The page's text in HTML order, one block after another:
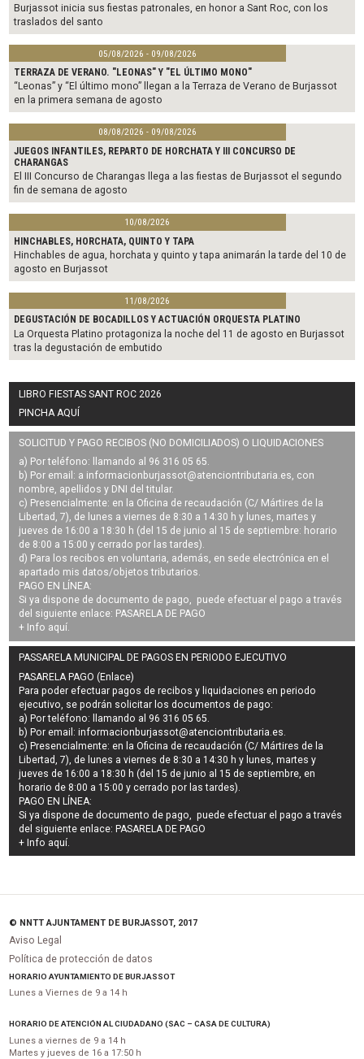
Burjassot inicia sus fiestas patronales, en honor a Sant Roc, con los
traslados del santo
05/08/2026 - 09/08/2026
TERRAZA DE VERANO. "LEONAS" Y "EL ÚLTIMO MONO"
“Leonas” y “El último mono” llegan a la Terraza de Verano de Burjassot
en la primera semana de agosto
08/08/2026 - 09/08/2026
JUEGOS INFANTILES, REPARTO DE HORCHATA Y III CONCURSO DE
CHARANGAS
El III Concurso de Charangas llega a las fiestas de Burjassot el segundo
fin de semana de agosto
10/08/2026
HINCHABLES, HORCHATA, QUINTO Y TAPA
Hinchables de agua, horchata y quinto y tapa animarán la tarde del 10 de
agosto en Burjassot
11/08/2026
DEGUSTACIÓN DE BOCADILLOS Y ACTUACIÓN ORQUESTA PLATINO
La Orquesta Platino protagoniza la noche del 11 de agosto en Burjassot
tras la degustación de embutido
LIBRO FIESTAS SANT ROC 2026
PINCHA AQUÍ
SOLICITUD Y PAGO RECIBOS (NO DOMICILIADOS) O LIQUIDACIONES
a) Por teléfono: llamando al 96 316 05 65.
b) Por email: a informacionburjassot@atenciontributaria.es, con
nombre, apellidos y DNI del titular.
c) Presencialmente: en la Oficina de recaudación (C/ Mártires de la
Libertad, 7), de lunes a viernes de 8:30 a 14:30 h y lunes, martes y
jueves de 16:00 a 18:30 h (del 15 de junio al 15 de septiembre: horario
de 8:00 a 15:00 y cerrado por las tardes).
d) Para los recibos en voluntaria, además, en sede electrónica en el
apartado mis datos/objetos tributarios.
PAGO EN LÍNEA:
Si ya dispone de documento de pago, puede efectuar el pago a través
del siguiente enlace: PASARELA DE PAGO
+ Info aquí.
PASSARELA MUNICIPAL DE PAGOS EN PERIODO EJECUTIVO
PASARELA PAGO (Enlace)
Para poder efectuar pagos derecibos y liquidaciones en periodo
ejecutivo, se podrán solicitar los documentos de pago:
a) Por teléfono: llamando al 96 316 05 65.
b) Por email:informacionburjassot@atenciontributaria.es.
c) Presencialmente: en la Oficina de recaudación (C/ Mártires de la
Libertad, 7), de lunes a viernes de 8:30 a 14:30 h y lunes, martes y
jueves de 16:00 a 18:30 h (del 15 de junio al 15 de septiembre, en
horario de 8:00 a 15:00 y cerrado por las tardes).
PAGO EN LÍNEA:
Si ya dispone de documento de pago, puede efectuar el pago a través
del siguiente enlace:PASARELA DE PAGO
+ Info aquí.
© NNTT AJUNTAMENT DE BURJASSOT, 2017
Aviso Legal
Política de protección de datos
HORARIO AYUNTAMIENTO DE BURJASSOT
Lunes a Viernes de 9 a 14 h
HORARIO DE ATENCIÓN AL CIUDADANO (SAC – CASA DE CULTURA)
Lunes a viernes de 9 a 14 h
Martes y jueves de 16 a 17:50 h